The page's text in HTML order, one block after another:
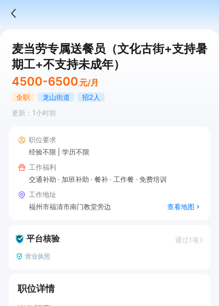
麦当劳专属送餐员（文化古街+支持暑
期工+不支持未成年）
4500-6500 元/月
全职 龙山街道
招2人
更新：1小时前
职位要求
经验不限
学历不限
工作福利
交通补助
加班补助 餐补 工作餐
免费培训
工作地址
福州市福清市南门教堂旁边
查看地图
平台核验 通过1项
营业执照
职位详情